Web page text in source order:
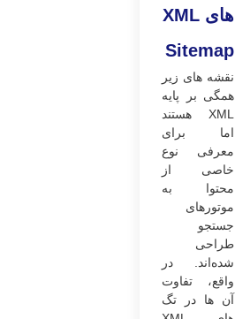
های XML
Sitemap
نقشه های زیر
همگی بر پایه
XML هستند
اما برای
معرفی نوع
خاصی از
محتوا به
موتورهای
جستجو
طراحی
شده‌اند. در
واقع، تفاوت
آن ها در تگ